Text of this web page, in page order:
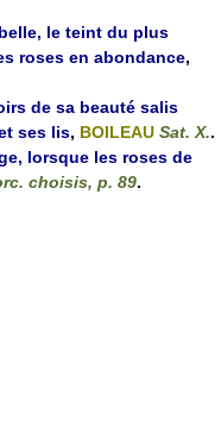
le teint du plus
roses en abondance,
de sa beauté salis
ses lis, BOILEAU Sat. X..
lorsque les roses de
choisis, p. 89.